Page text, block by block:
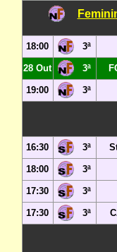
18:00 3ª
28 Out 3ª
19:00 3ª
16:30 3ª
18:00 3ª
17:30 3ª
17:30 3ª